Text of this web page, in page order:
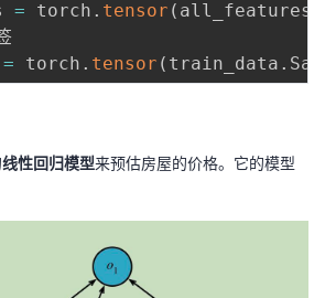
= torch . tensor ( all_features
= torch . tensor ( train_data .
线性回归模型来预估房屋的价格。它的模型